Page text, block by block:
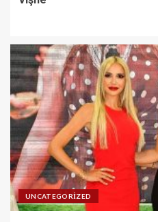
UNCATEGORIZED